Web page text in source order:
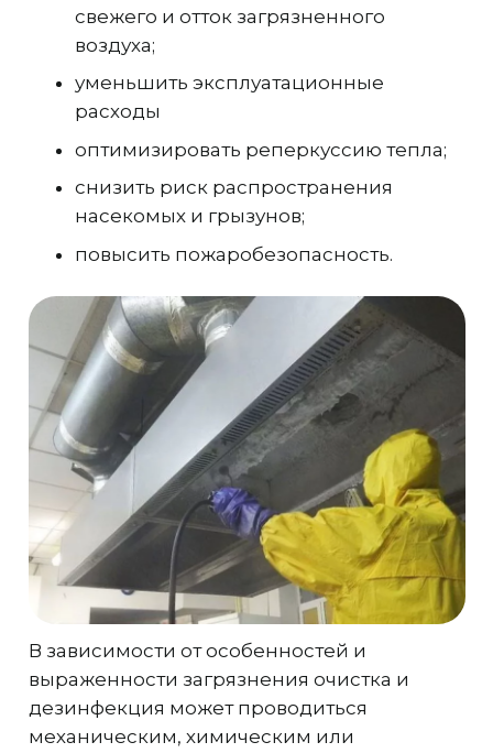
свежего и отток загрязненного
воздуха;
уменьшить эксплуатационные
расходы
оптимизировать реперкуссию тепла;
снизить риск распространения
насекомых и грызунов;
повысить пожаробезопасность.
В зависимости от особенностей и
выраженности загрязнения очистка и
дезинфекция может проводиться
механическим, химическим или